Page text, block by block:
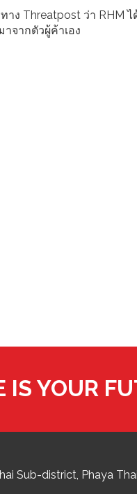
าง Threatpost ว่า
จากตัวผู้ค้าเอง
IS YOUR
Sub-district Phaya